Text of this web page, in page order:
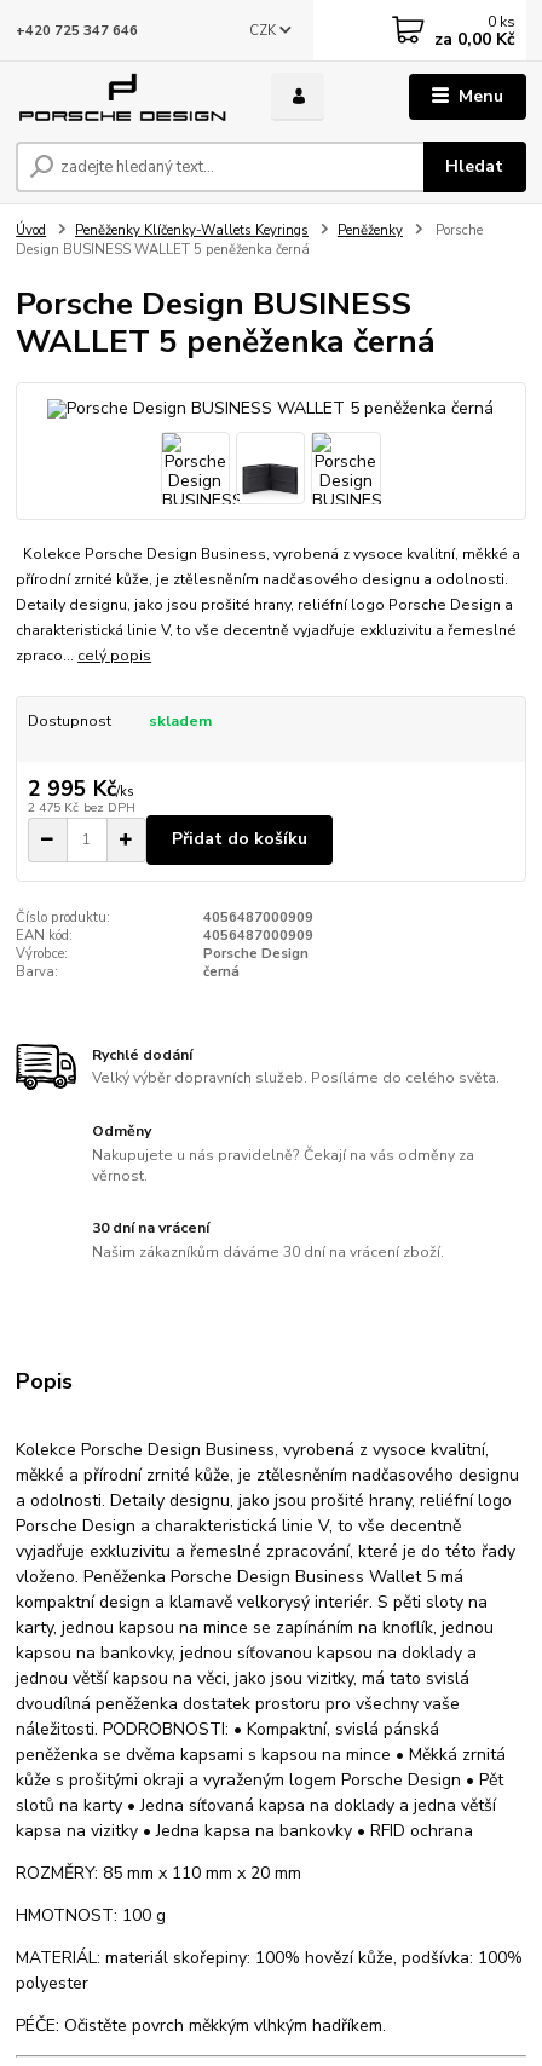
Menu
CZK
Hledat
+420 725 347 646 0 ks
za 0,00 Kč
Úvod Peněženky Klíčenky-Wallets Keyrings Peněženky
Porsche
Design BUSINESS WALLET 5 peněženka černá
Porsche Design BUSINESS
WALLET 5 peněženka černá
Kolekce Porsche Design Business, vyrobená z vysoce kvalitní, měkké a
přírodní zrnité kůže, je ztělesněním nadčasového designu a odolnosti.
Detaily designu, jako jsou prošité hrany, reliéfní logo Porsche Design a
charakteristická linie V, to vše decentně vyjadřuje exkluzivitu a řemeslné
zpraco... celý popis
Dostupnost skladem
2 995 Kč/ks
2 475 Kč bez DPH
Přidat do košíku
Číslo produktu:
4056487000909
EAN kód:
4056487000909
Výrobce:
Porsche Design
Barva:
černá
Rychlé dodání
Velký výběr dopravních služeb. Posíláme do celého světa.
Odměny
Nakupujete u nás pravidelně? Čekají na vás odměny za
věrnost.
30 dní na vrácení
Našim zákazníkům dáváme 30 dní na vrácení zboží.
Popis
Kolekce Porsche Design Business, vyrobená z vysoce kvalitní,
měkké a přírodní zrnité kůže, je ztělesněním nadčasového designu
a odolnosti. Detaily designu, jako jsou prošité hrany, reliéfní logo
Porsche Design a charakteristická linie V, to vše decentně
vyjadřuje exkluzivitu a řemeslné zpracování, které je do této řady
vloženo. Peněženka Porsche Design Business Wallet 5 má
kompaktní design a klamavě velkorysý interiér. S pěti sloty na
karty, jednou kapsou na mince se zapínáním na knoflík, jednou
kapsou na bankovky, jednou síťovanou kapsou na doklady a
jednou větší kapsou na věci, jako jsou vizitky, má tato svislá
dvoudílná peněženka dostatek prostoru pro všechny vaše
náležitosti. PODROBNOSTI: • Kompaktní, svislá pánská
peněženka se dvěma kapsami s kapsou na mince • Měkká zrnitá
kůže s prošitými okraji a vyraženým logem Porsche Design • Pět
slotů na karty • Jedna síťovaná kapsa na doklady a jedna větší
kapsa na vizitky • Jedna kapsa na bankovky • RFID ochrana
ROZMĚRY: 85 mm x 110 mm x 20 mm
HMOTNOST: 100 g
MATERIÁL: materiál skořepiny: 100% hovězí kůže, podšívka: 100%
polyester
PÉČE: Očistěte povrch měkkým vlhkým hadříkem.